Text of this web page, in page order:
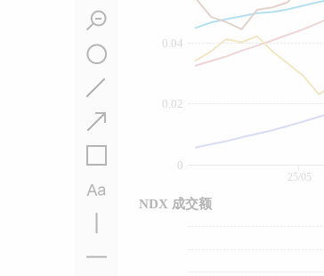
0
0.02
0.04
25/05
NDX 成交额